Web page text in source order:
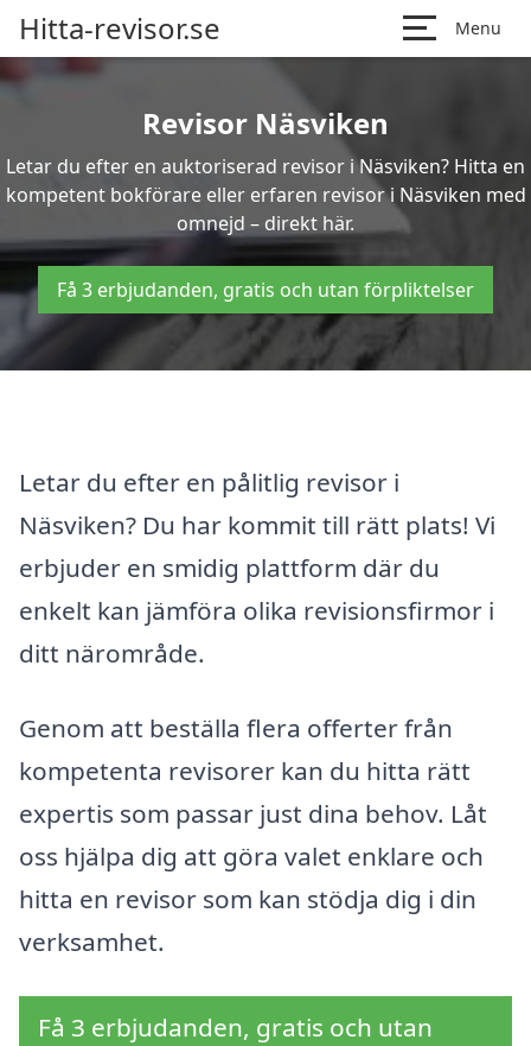
Hitta-revisor.se Menu
Revisor Näsviken
Letar du efter en auktoriserad revisor i Näsviken? Hitta en
kompetent bokförare eller erfaren revisor i Näsviken med
omnejd – direkt här.
Få 3 erbjudanden, gratis och utan förpliktelser
Letar du efter en pålitlig revisor i
Näsviken? Du har kommit till rätt plats! Vi
erbjuder en smidig plattform där du
enkelt kan jämföra olika revisionsfirmor i
ditt närområde.
Genom att beställa flera offerter från
kompetenta revisorer kan du hitta rätt
expertis som passar just dina behov. Låt
oss hjälpa dig att göra valet enklare och
hitta en revisor som kan stödja dig i din
verksamhet.
Få 3 erbjudanden, gratis och utan